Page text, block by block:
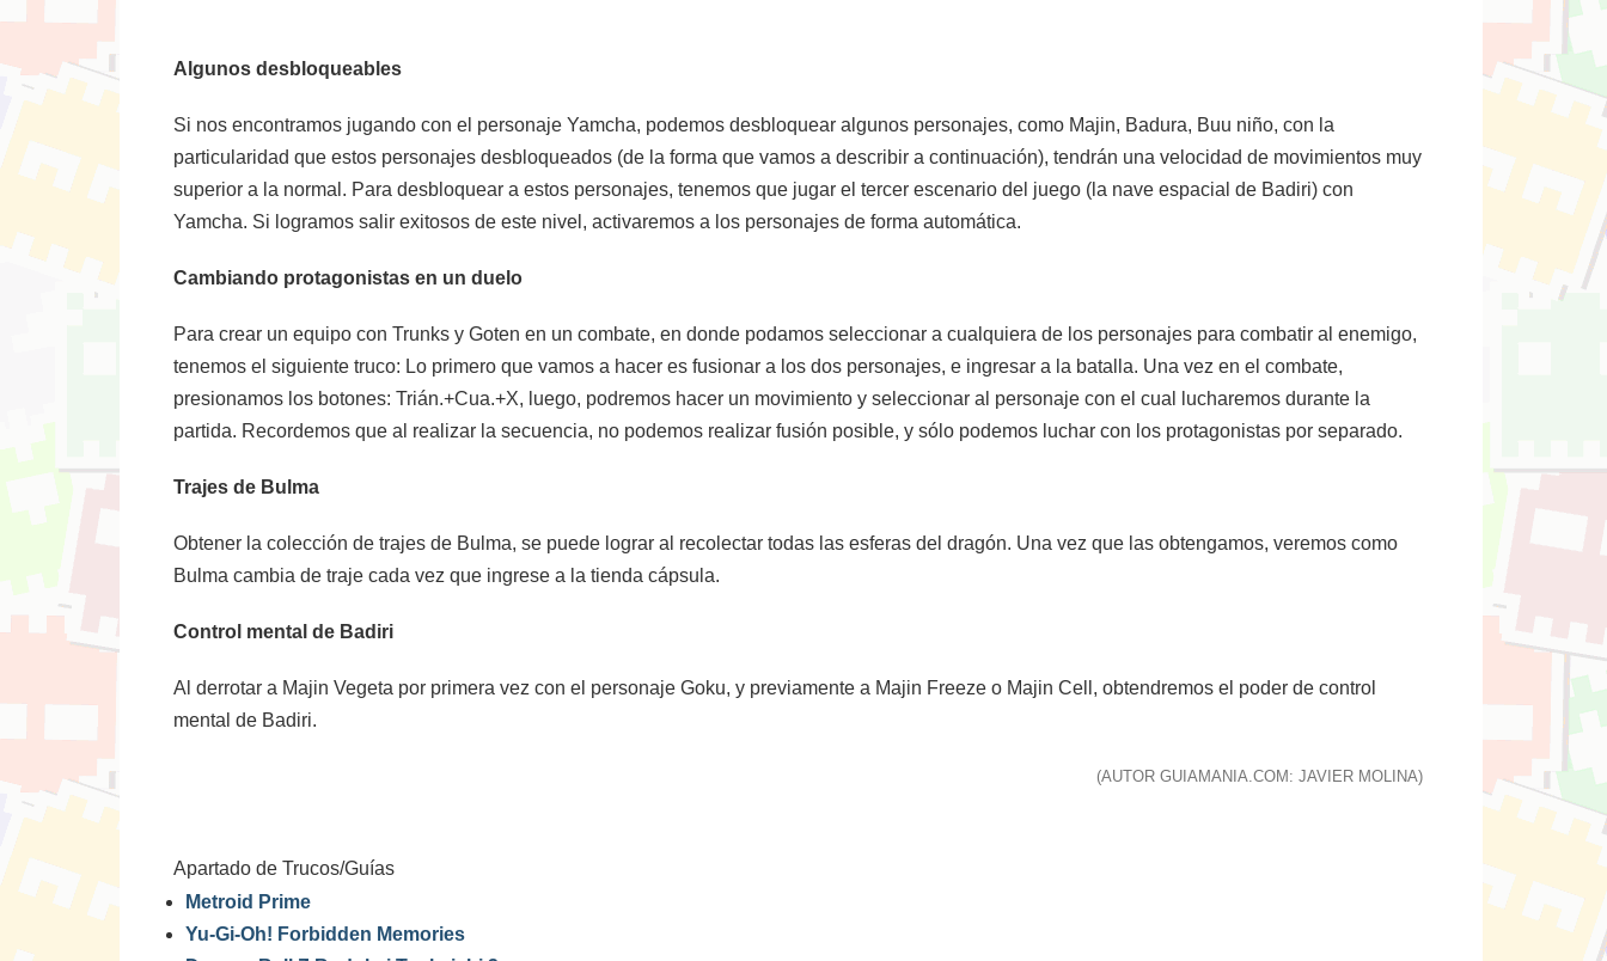
Algunos desbloqueables
Si nos encontramos jugando con el personaje Yamcha, podemos desbloquear algunos personajes, como Majin, Badura, Buu niño, con la
particularidad que estos personajes desbloqueados (de la forma que vamos a describir a continuación), tendrán una velocidad de movimientos muy
superior a la normal. Para desbloquear a estos personajes, tenemos que jugar el tercer escenario del juego (la nave espacial de Badiri) con
Yamcha. Si logramos salir exitosos de este nivel, activaremos a los personajes de forma automática.
Cambiando protagonistas en un duelo
Para crear un equipo con Trunks y Goten en un combate, en donde podamos seleccionar a cualquiera de los personajes para combatir al enemigo,
tenemos el siguiente truco: Lo primero que vamos a hacer es fusionar a los dos personajes, e ingresar a la batalla. Una vez en el combate,
presionamos los botones: Trián.+Cua.+X, luego, podremos hacer un movimiento y seleccionar al personaje con el cual lucharemos durante la
partida. Recordemos que al realizar la secuencia, no podemos realizar fusión posible, y sólo podemos luchar con los protagonistas por separado.
Trajes de Bulma
Obtener la colección de trajes de Bulma, se puede lograr al recolectar todas las esferas del dragón. Una vez que las obtengamos, veremos como
Bulma cambia de traje cada vez que ingrese a la tienda cápsula.
Control mental de Badiri
Al derrotar a Majin Vegeta por primera vez con el personaje Goku, y previamente a Majin Freeze o Majin Cell, obtendremos el poder de control
mental de Badiri.
(AUTOR GUIAMANIA.COM: JAVIER MOLINA)
Apartado de Trucos/Guías
Metroid Prime
Yu-Gi-Oh! Forbidden Memories